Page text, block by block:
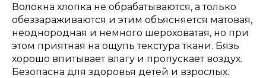
Волокна хлопка не обрабатываются, а только
обеззараживаются и этим объясняется матовая,
неоднородная и немного шероховатая, но при
этом приятная на ощупь текстура ткани. Бязь
хорошо впитывает влагу и пропускает воздух.
Безопасна для здоровья детей и взрослых.